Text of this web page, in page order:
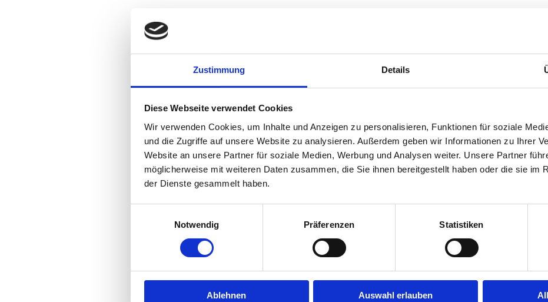
Zustimmung Details
Diese Webseite verwendet Cookies
Wir verwenden Cookies, um Inhalte und Anzeigen zu personalisieren, Funktionen für soziale
und die Zugriffe auf unsere Website zu analysieren. Außerdem geben wir Informationen zu Ihrer
Website an unsere Partner für soziale Medien, Werbung und Analysen weiter. Unsere Partner
möglicherweise mit weiteren Daten zusammen, die Sie ihnen bereitgestellt haben oder die sie im
der Dienste gesammelt haben.
Notwendig
Präferenzen Statistiken
Ablehnen Auswahl erlauben